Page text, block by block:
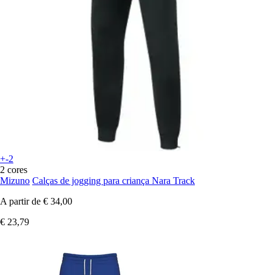
+-2
2 cores
Mizuno Calças de jogging para criança Nara Track
A partir de € 34,00
€ 23,79